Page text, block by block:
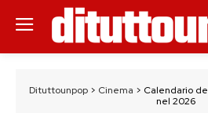
Dituttounpop> Cinema > Calendario
nel 2026